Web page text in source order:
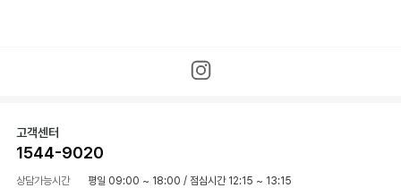
고객센터
1544-9020
상담가능시간 평일 09:00 ~ 18:00 / 점심시간 12:15 ~ 13:15